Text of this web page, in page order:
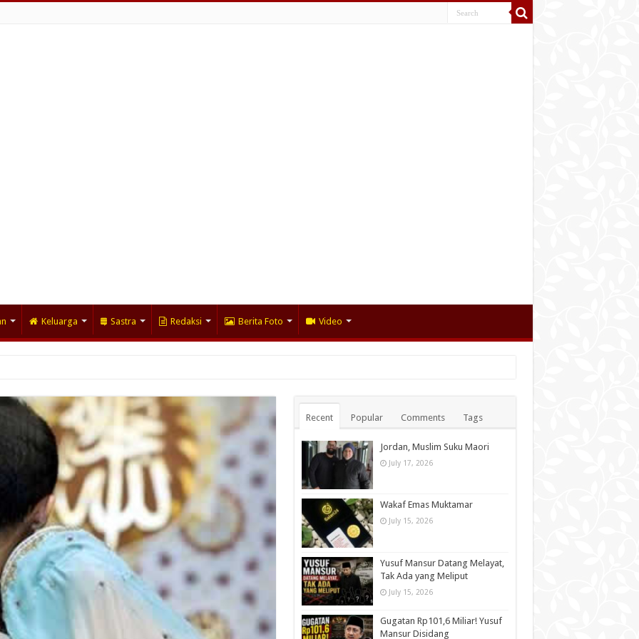
Keluarga Sastra Redaksi Berita Foto Video
Recent Popular Comments Tags
Jordan, Muslim Suku Maori
July 17, 2026
Wakaf Emas Muktamar
July 15, 2026
Yusuf Mansur Datang Melayat,
Tak Ada yang Meliput
July 15, 2026
Gugatan Rp101,6 Miliar! Yusuf
Mansur Disidang